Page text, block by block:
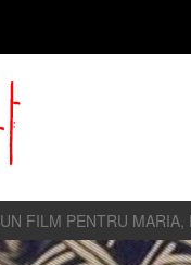
UN FILM PENTRU MARIA,